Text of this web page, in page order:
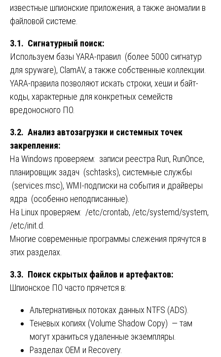
известные шпионские приложения, а также аномалии в
файловой системе.
3.1. Сигнатурный поиск:
Используем базы YARA-правил (более 5000 сигнатур
для spyware), ClamAV, а также собственные коллекции.
YARA-правила позволяют искать строки, хеши и байт-
коды, характерные для конкретных семейств
вредоносного ПО.
3.2. Анализ автозагрузки и системных точек
закрепления:
На Windows проверяем: записи реестра Run, RunOnce,
планировщик задач (schtasks), системные службы
(services.msc), WMI-подписки на события и драйверы
ядра (особенно неподписанные).
На Linux проверяем: /etc/crontab, /etc/systemd/system,
/etc/init.d.
Многие современные программы слежения прячутся в
этих разделах.
3.3. Поиск скрытых файлов и артефактов:
Шпионское ПО часто прячется в:
Альтернативных потоках данных NTFS (ADS).
Теневых копиях (Volume Shadow Copy) — там
могут храниться удаленные экземпляры.
Разделах OEM и Recovery.